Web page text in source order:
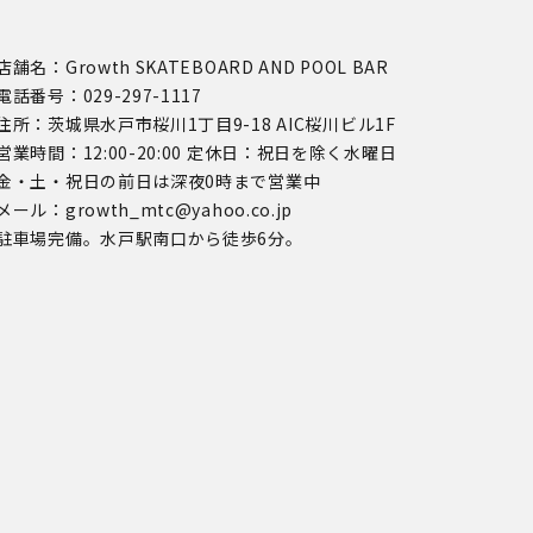
舗名：Growth SKATEBOARD AND POOL BAR
話番号：029-297-1117
所：茨城県水戸市桜川1丁目9-18 AIC桜川ビル1F
業時間：12:00-20:00 定休日：祝日を除く水曜日
・土・祝日の前日は深夜0時まで営業中
ール：growth_mtc@yahoo.co.jp
車場完備。水戸駅南口から徒歩6分。